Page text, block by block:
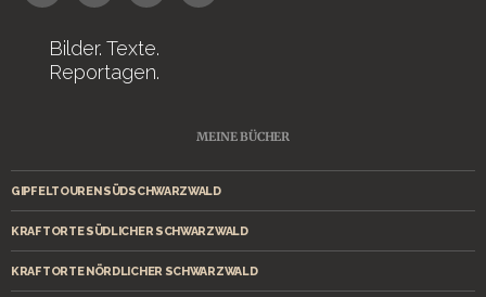
Bilder. Texte.
Reportagen.
MEINE BÜCHER
GIPFELTOUREN SÜDSCHWARZWALD
KRAFTORTE SÜDLICHER SCHWARZWALD
KRAFTORTE NÖRDLICHER SCHWARZWALD